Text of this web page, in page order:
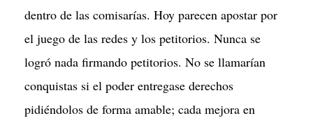
dentro de las comisarías. Hoy parecen apostar por
el juego de las redes y los petitorios. Nunca se
logró nada firmando petitorios. No se llamarían
conquistas si el poder entregase derechos
pidiéndolos de forma amable; cada mejora en